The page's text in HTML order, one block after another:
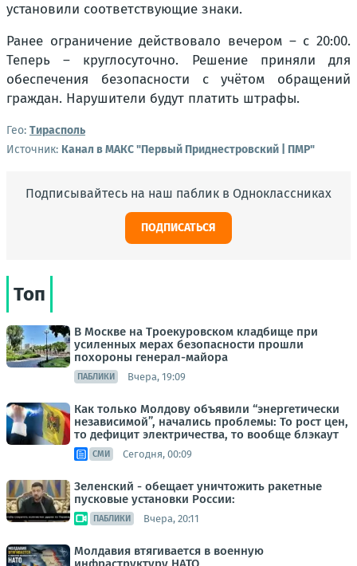
установили соответствующие знаки.
Ранее ограничение действовало вечером – с 20:00.
Теперь – круглосуточно. Решение приняли для
обеспечения безопасности c учётом обращений
граждан. Нарушители будут платить штрафы.
Гео: Тирасполь
Источник: Канал в МАКС "Первый Приднестровский | ПМР"
Подписывайтесь на наш паблик в Одноклассниках
ПОДПИСАТЬСЯ
Топ
В Москве на Троекуровском кладбище при
усиленных мерах безопасности прошли
похороны генерал-майора
ПАБЛИКИ Вчера, 19:09
Как только Молдову объявили “энергетически
независимой”, начались проблемы: То рост цен,
то дефицит электричества, то вообще блэкаут
СМИ Сегодня, 00:09
Зеленский - обещает уничтожить ракетные
пусковые установки России:
ПАБЛИКИ Вчера, 20:11
Молдавия втягивается в военную